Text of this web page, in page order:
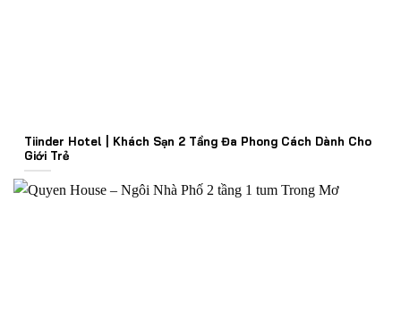
Tiinder Hotel | Khách Sạn 2 Tầng Đa Phong Cách Dành Cho
Giới Trẻ